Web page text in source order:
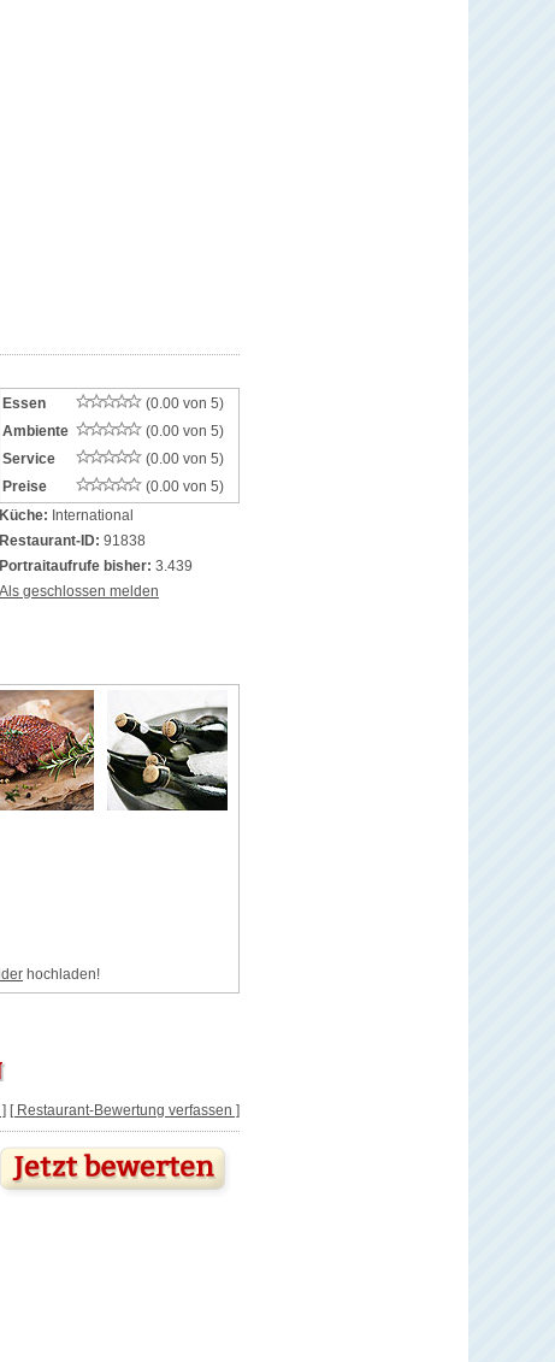
Essen
(0.00 von 5)
Ambiente
(0.00 von 5)
Service
(0.00 von 5)
Preise
(0.00 von 5)
Küche: International
Restaurant-ID: 91838
Portraitaufrufe bisher: 3.439
Als geschlossen melden
hochladen!
[ Restaurant-Bewertung verfassen ]